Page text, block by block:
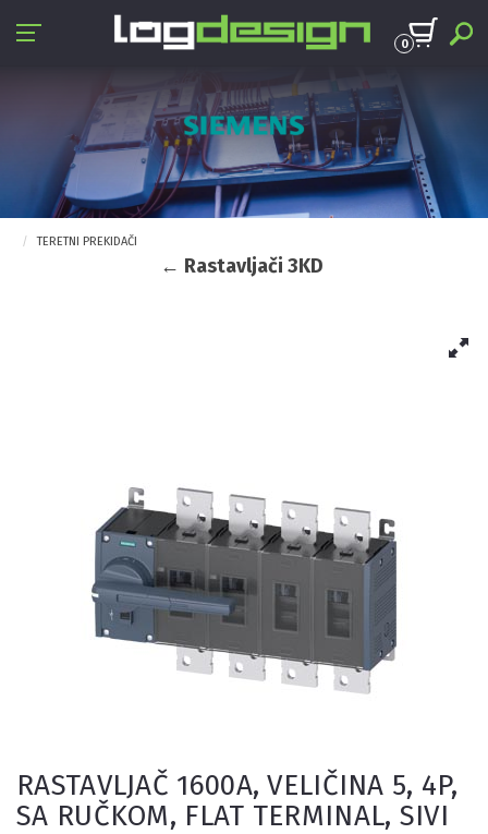
0
TERETNI PREKIDAČI
← Rastavljači 3KD
RASTAVLJAČ 1600A, VELIČINA 5, 4P,
SA RUČKOM, FLAT TERMINAL, SIVI